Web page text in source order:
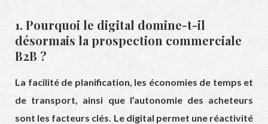
1. Pourquoi le digital domine-t-il
désormais la prospection commerciale
B2B ?
La facilité de planification, les économies de temps et
de transport, ainsi que l’autonomie des acheteurs
sont les facteurs clés. Le digital permet une réactivité